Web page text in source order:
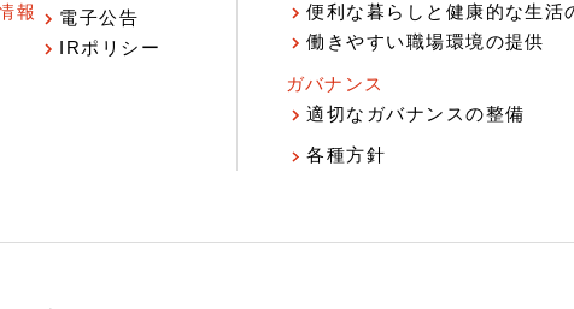
報
電子公告
IRポリシー
便利な暮らしと健康的な生活
働きやすい職場環境の提供
ガバナンス
適切なガバナンスの整備
各種方針